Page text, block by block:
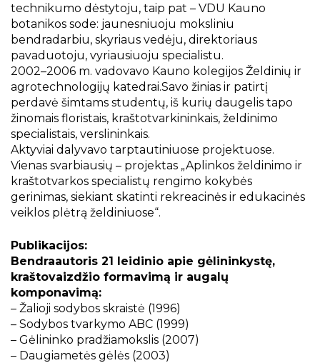
technikumo dėstytoju, taip pat – VDU Kauno
botanikos sode: jaunesniuoju moksliniu
bendradarbiu, skyriaus vedėju, direktoriaus
pavaduotoju, vyriausiuoju specialistu.
2002–2006 m. vadovavo Kauno kolegijos Želdinių ir
agrotechnologijų katedrai.Savo žinias ir patirtį
perdavė šimtams studentų, iš kurių daugelis tapo
žinomais floristais, kraštotvarkininkais, želdinimo
specialistais, verslininkais.
Aktyviai dalyvavo tarptautiniuose projektuose.
Vienas svarbiausių – projektas „Aplinkos želdinimo ir
kraštotvarkos specialistų rengimo kokybės
gerinimas, siekiant skatinti rekreacinės ir edukacinės
veiklos plėtrą želdiniuose“.
Publikacijos:
Bendraautoris 21 leidinio apie gėlininkystę,
kraštovaizdžio formavimą ir augalų
komponavimą:
– Žalioji sodybos skraistė (1996)
– Sodybos tvarkymo ABC (1999)
– Gėlininko pradžiamokslis (2007)
– Daugiametės gėlės (2003)